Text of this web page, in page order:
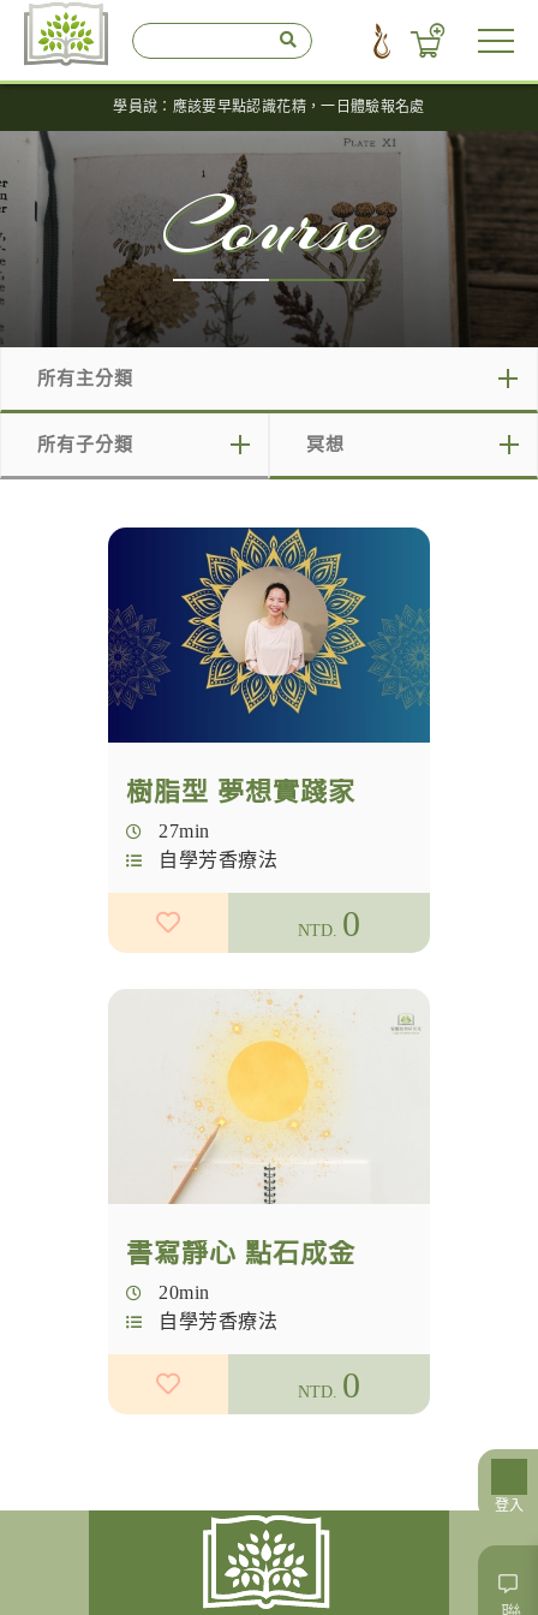
學員說：應該要早點認識花精，一日體驗報名處
Course
所有主分類
所有主分類
自學芳香療法
自學巴哈花精
所有子分類 冥想
實體課程
主題芳療
芳香瑜珈
花精
觀念分享
入門芳療
幸福科學
NAHA
國際認證
芳療認證
NAHA學分
女性創業
精油調香
樹脂型 夢想實踐家
27min
自學芳香療法
NTD. 0
書寫靜心 點石成金
20min
自學芳香療法
NTD. 0
登入